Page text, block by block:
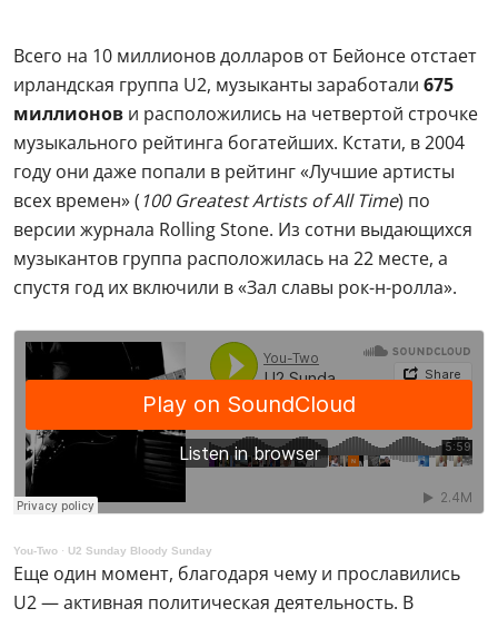
Всего на 10 миллионов долларов от Бейонсе отстает
ирландская группа U2, музыканты заработали 675
миллионов и расположились на четвертой строчке
музыкального рейтинга богатейших. Кстати, в 2004
году они даже попали в рейтинг «Лучшие артисты
всех времен» ( 100 Greatest Artists of All Time) по
версии журнала Rolling Stone. Из сотни выдающихся
музыкантов группа расположилась на 22 месте, а
спустя год их включили в «Зал славы рок-н-ролла».
You-Two · U2 Sunday Bloody Sunday
Еще один момент, благодаря чему и прославились
U2 — активная политическая деятельность. В